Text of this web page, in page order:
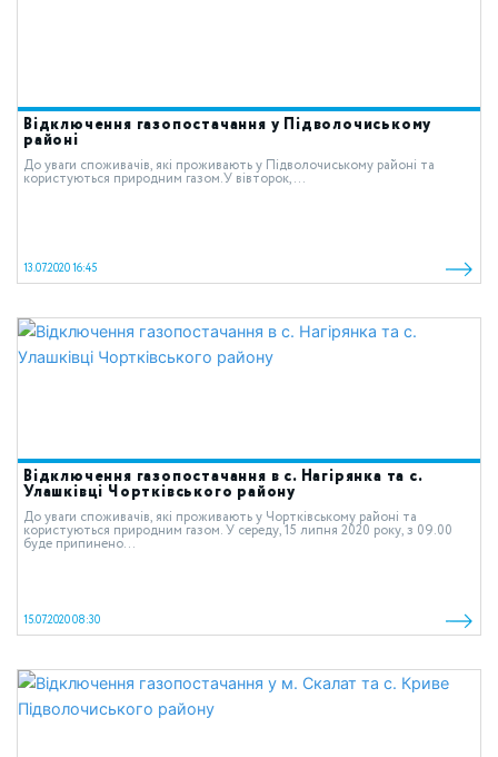
Відключення газопостачання у Підволочиському
районі
До уваги споживачів, які проживають у Підволочиському районі та
користуються природним газом.У вівторок,...
13.07.2020 16:45
Відключення газопостачання в с. Нагірянка та с.
Улашківці Чортківського району
До уваги споживачів, які проживають у Чортківському районі та
користуються природним газом. У середу, 15 липня 2020 року, з 09.00
буде припинено...
15.07.2020 08:30